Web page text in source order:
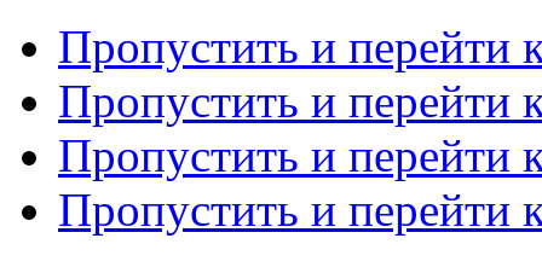
Пропустить и перейти
Пропустить и перейти
Пропустить и перейти
Пропустить и перейти